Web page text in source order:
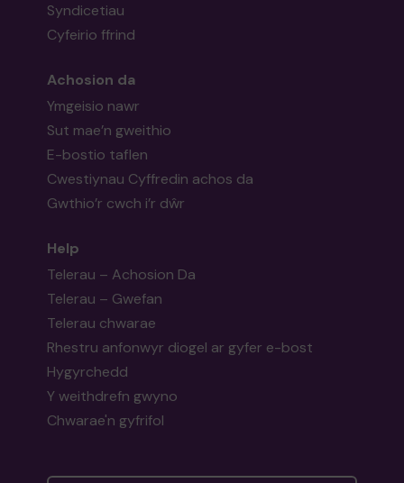
Syndicetiau
Cyfeirio ffrind
Achosion da
Ymgeisio nawr
Sut mae’n gweithio
E-bostio taflen
Cwestiynau Cyffredin achos da
Gwthio’r cwch i’r dŵr
Help
Telerau – Achosion Da
Telerau – Gwefan
Telerau chwarae
Rhestru anfonwyr diogel ar gyfer e-bost
Hygyrchedd
Y weithdrefn gwyno
Chwarae'n gyfrifol